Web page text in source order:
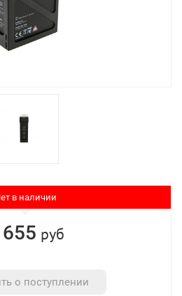
в наличии
руб
о поступлении